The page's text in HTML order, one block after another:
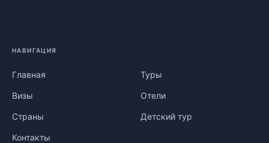
НАВИГАЦИЯ
Главная Туры
Визы Отели
Страны Детский тур
Контакты